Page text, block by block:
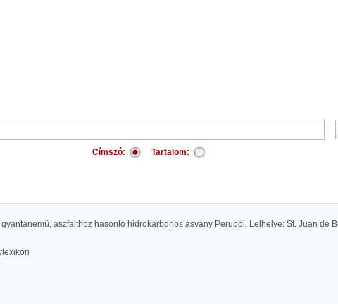
Címszó: Tartalom:
gyantanemü, aszfalthoz hasonló hidrokarbonos ásvány Peruból. Lelhelye: St. Juan de